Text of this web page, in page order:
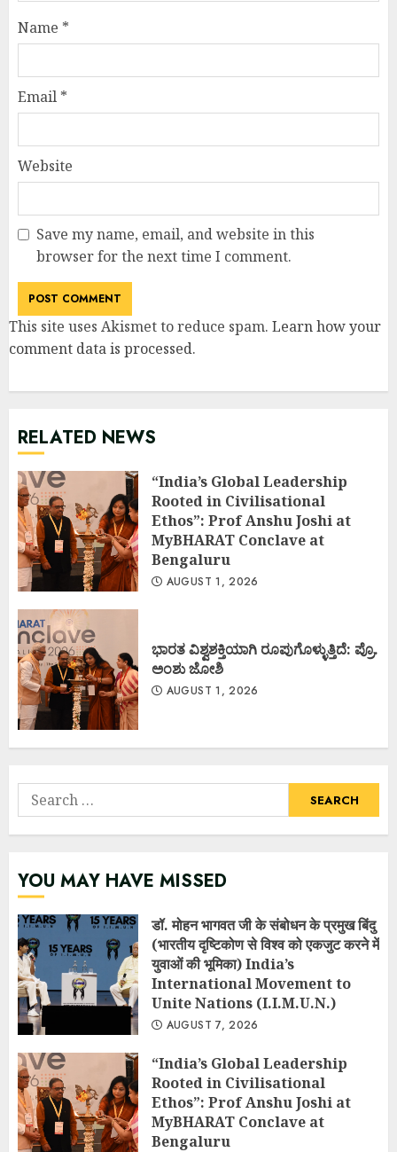
Name *
Email *
Website
Save my name, email, and website in this
browser for the next time I comment.
This site uses Akismet to reduce spam. Learn how your
comment data is processed.
RELATED NEWS
“India’s Global Leadership
Rooted in Civilisational
Ethos”: Prof Anshu Joshi at
MyBHARAT Conclave at
Bengaluru
AUGUST 1, 2026
ಭಾರತ ವಿಶ್ವಶಕ್ತಿಯಾಗಿ ರೂಪುಗೊಳ್ಳುತ್ತಿದೆ: ಪ್ರೊ.
ಅಂಶು ಜೋಶಿ
AUGUST 1, 2026
Search
for:
YOU MAY HAVE MISSED
डॉ. मोहन भागवत जी के संबोधन के प्रमुख बिंदु
(भारतीय दृष्टिकोण से विश्व को एकजुट करने में
युवाओं की भूमिका) India’s
International Movement to
Unite Nations (I.I.M.U.N.)
AUGUST 7, 2026
“India’s Global Leadership
Rooted in Civilisational
Ethos”: Prof Anshu Joshi at
MyBHARAT Conclave at
Bengaluru